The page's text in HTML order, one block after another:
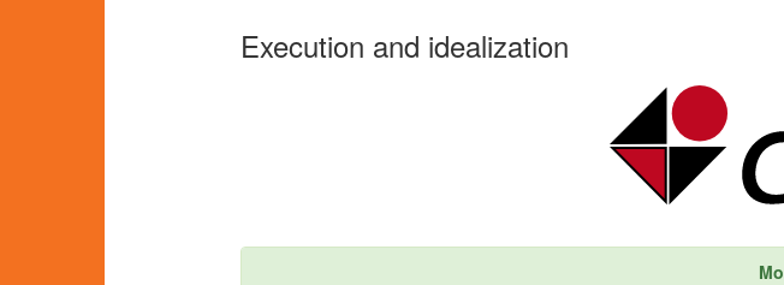
Execution and idealization